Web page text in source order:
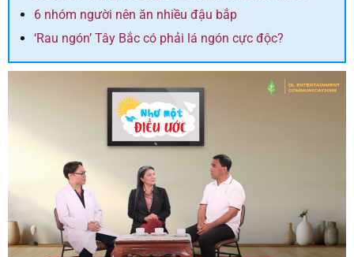
6 nhóm người nên ăn nhiều đậu bắp
‘Rau ngón’ Tây Bắc có phải lá ngón cực độc?